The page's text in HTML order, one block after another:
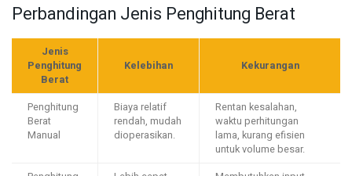
Perbandingan Jenis Penghitung Berat
Jenis
Penghitung
Berat
Kelebihan Kekurangan
Penghitung
Berat
Manual
Biaya relatif
rendah, mudah
dioperasikan.
Rentan kesalahan,
waktu perhitungan
lama, kurang efisien
untuk volume besar.